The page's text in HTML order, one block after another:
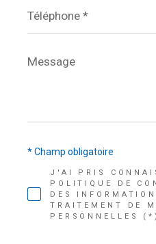
*
Message
*
J'AI PRIS
POLITIQUE DE
DES
TRAITEMENT DE
PERSONNELLES
* Champ obligatoire